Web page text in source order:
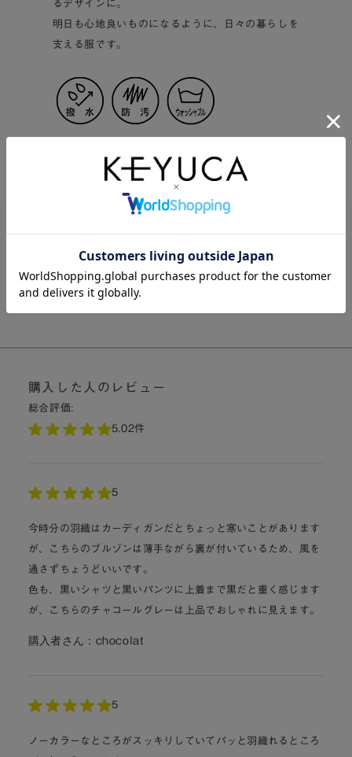
るデザインに。
明日も心地良いものになるように、日々の暮らしを
支える服です。
この商品に関する問い合わせ
Twitter Facebook LINE
購入した人のレビュー
総合評価:
5.02件
5
今時分の羽織はカーディガンだとちょっと寒いことがあります
が、こちらのブルゾンは薄手ながら裏が付いているため、風を
通さずちょうどいいです。
色も、黒いシャツと黒いパンツに上着まで黒だと重く感じます
が、こちらのチャコールグレーは上品でおしゃれに見えます。
購入者さん： chocolat
5
ノーカラーなところがスッキリしていてパッと羽織れるところ